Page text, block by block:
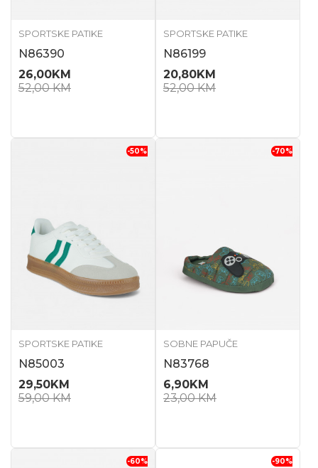
SPORTSKE PATIKE
N86390
26,00KM
52,00KM
SPORTSKE PATIKE
N86199
20,80KM
52,00KM
-50%
SPORTSKE PATIKE
N85003
29,50KM
59,00KM
-70%
SOBNE PAPUČE
N83768
6,90KM
23,00KM
-60% -90%